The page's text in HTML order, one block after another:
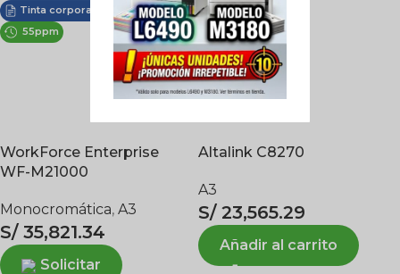
Tinta corporativa
55ppm
WorkForce Enterprise
WF-M21000
Monocromática, A3
S/35,821.34
Solicitar
70ppm
Altalink C8270
A3
S/23,565.29
Añadir al carrito